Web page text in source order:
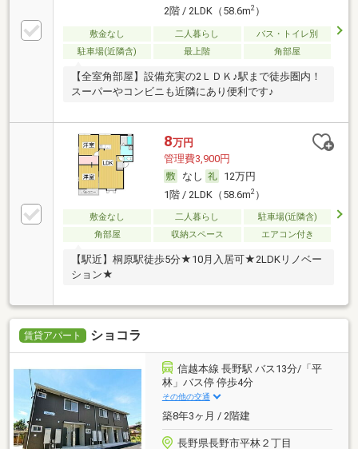
2階 / 2LDK（58.6m2）
敷金なし 二人暮らし
バス・トイレ別
駐車場(近隣含)
最上階 角部屋
【全室角部屋】設備充実の2ＬＤＫ♪駅まで徒歩圏内！
スーパーやコンビニも近隣にあり便利です♪
8万円
管理費3,900円
なし
12万円
1階 / 2LDK（58.6m2）
敷金なし 二人暮らし
駐車場(近隣含)
角部屋
収納スペース エアコン付き
【駅近】桐原駅徒歩5分★10月入居可★2LDKリノベー
ション★
賃貸アパート ショコラ
信越本線 長野駅 バス13分/「平
林」バス停 停歩4分
その他の交通
築8年3ヶ月 / 2階建
長野県長野市平林２丁目